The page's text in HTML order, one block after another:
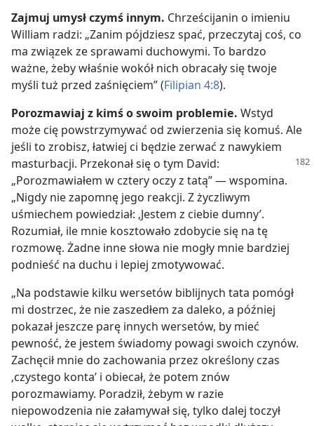
Zajmuj umysł czymś innym. Chrześcijanin o imieniu
William radzi: „Zanim pójdziesz spać, przeczytaj coś, co
ma związek ze sprawami duchowymi. To bardzo
ważne, żeby właśnie wokół nich obracały się twoje
myśli tuż przed zaśnięciem” (Filipian 4:8).
Porozmawiaj z kimś o swoim problemie. Wstyd
może cię powstrzymywać od zwierzenia się komuś. Ale
jeśli to zrobisz, łatwiej ci będzie zerwać z nawykiem
masturbacji. Przekonał się o tym David:
„Porozmawiałem w cztery oczy z tatą” — wspomina.
„Nigdy nie zapomnę jego reakcji. Z życzliwym
uśmiechem powiedział: ‚Jestem z ciebie dumny’.
Rozumiał, ile mnie kosztowało zdobycie się na tę
rozmowę. Żadne inne słowa nie mogły mnie bardziej
podnieść na duchu i lepiej zmotywować.
„Na podstawie kilku wersetów biblijnych tata pomógł
mi dostrzec, że nie zaszedłem za daleko, a później
pokazał jeszcze parę innych wersetów, by mieć
pewność, że jestem świadomy powagi swoich czynów.
Zachęcił mnie do zachowania przez określony czas
‚czystego konta’ i obiecał, że potem znów
porozmawiamy. Poradził, żebym w razie
niepowodzenia nie załamywał się, tylko dalej toczył